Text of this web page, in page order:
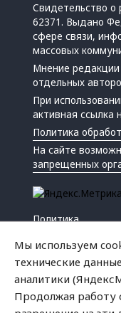
Свидетельство
62371. Выдано
сфере связи,
массовых
Мнение
отдельных
При
активная ссылка
Политика
На сайте
запрещенных
Политика
Мы используем
технические
аналитики
Продолжая работу